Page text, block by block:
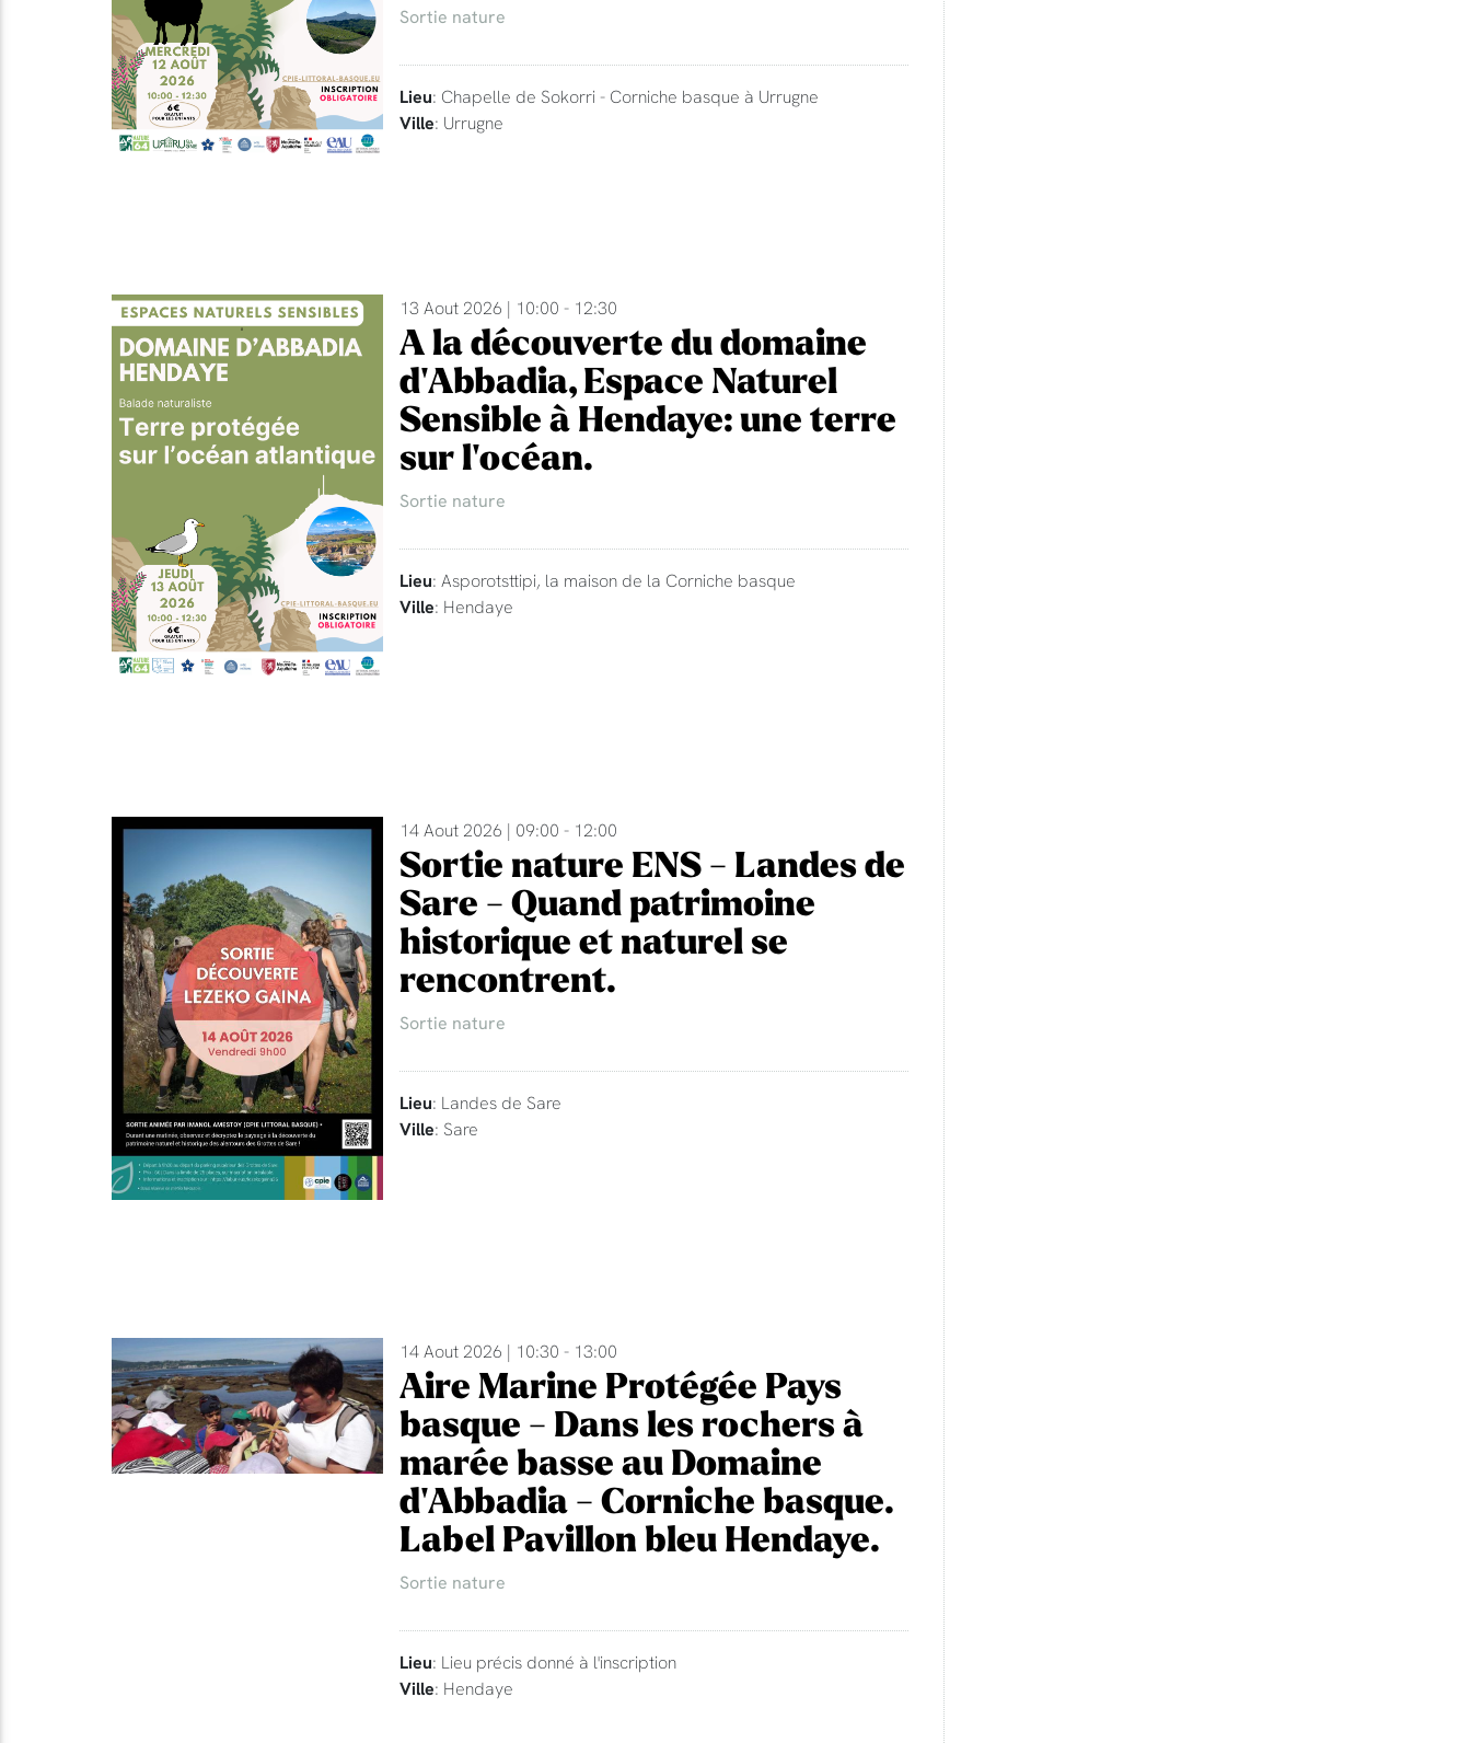
Sortie nature
Lieu: Chapelle de Sokorri - Corniche basque à Urrugne
Ville: Urrugne
13 Aout 2026 | 10:00 - 12:30
A la découverte du domaine
d'Abbadia, Espace Naturel
Sensible à Hendaye: une terre
sur l'océan.
Sortie nature
Lieu: Asporotsttipi, la maison de la Corniche basque
Ville: Hendaye
14 Aout 2026 | 09:00 - 12:00
Sortie nature ENS - Landes de
Sare - Quand patrimoine
historique et naturel se
rencontrent.
Sortie nature
Lieu: Landes de Sare
Ville: Sare
14 Aout 2026 | 10:30 - 13:00
Aire Marine Protégée Pays
basque - Dans les rochers à
marée basse au Domaine
d'Abbadia - Corniche basque.
Label Pavillon bleu Hendaye.
Sortie nature
Lieu: Lieu précis donné à l'inscription
Ville: Hendaye